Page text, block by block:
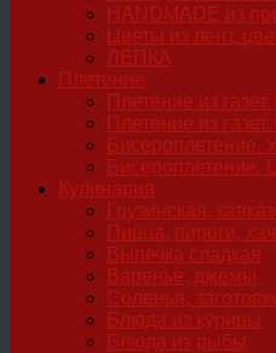
HANDMADE из
Цветы из лент,
ЛЕПКА
Плетение
Плетение из
Плетение из
Бисероплетение.
Бисероплетение.
Кулинария
Грузинская,
Пицца, пироги,
Выпечка сладкая
Варенье, джемы
Соленья,
Блюда из курицы
Блюда из рыбы